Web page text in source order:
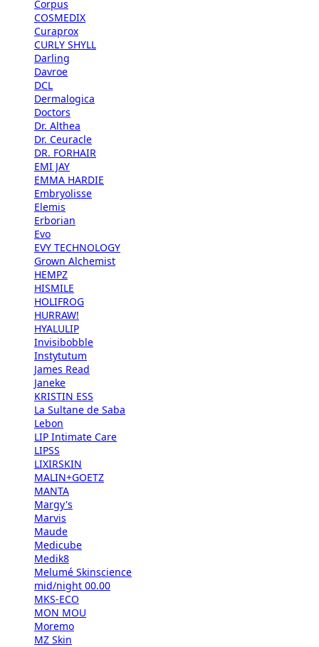
Corpus
COSMEDIX
Curaprox
CURLY SHYLL
Darling
Davroe
DCL
Dermalogica
Doctors
Dr. Althea
Dr. Ceuracle
DR. FORHAIR
EMI JAY
EMMA HARDIE
Embryolisse
Elemis
Erborian
Evo
EVY TECHNOLOGY
Grown Alchemist
HEMPZ
HISMILE
HOLIFROG
HURRAW!
HYALULIP
Invisibobble
Instytutum
James Read
Janeke
KRISTIN ESS
La Sultane de Saba
Lebon
LIP Intimate Care
LIPSS
LIXIRSKIN
MALIN+GOETZ
MANTA
Margy's
Marvis
Maude
Medicube
Medik8
Melumé Skinscience
mid/night 00.00
MKS-ECO
MON MOU
Moremo
MZ Skin